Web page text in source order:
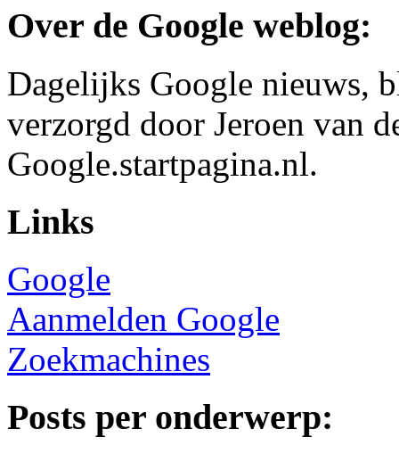
Over de Google weblog:
Dagelijks Google nieuws,
verzorgd door Jeroen van
Google.startpagina.nl.
Links
Google
Aanmelden Google
Zoekmachines
Posts per onderwerp: